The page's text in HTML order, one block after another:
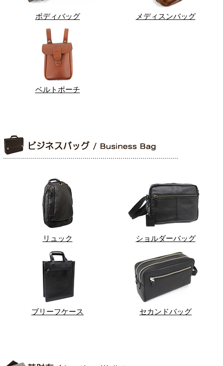
ボディバッグ メディスンバッグ
ベルトポーチ
リュック ショルダーバッグ
ブリーフケース セカンドバッグ